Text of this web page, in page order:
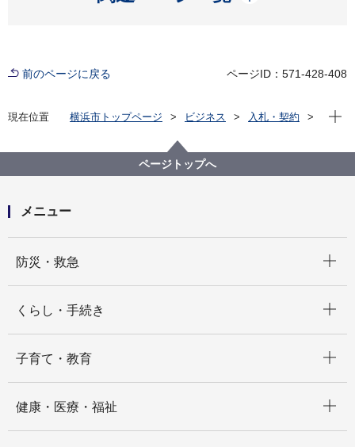
前のページに戻る ページID：571-428-408
現在位置 横浜市トップページ ビジネス
入札・契約
【入札結果掲載】【公募型指名競争入札】横浜市立肢
体不自由特別支援学校における電力確保に係る 現況調
現在
ページトップへ
メニュー
防災・救急
くらし・手続き
子育て・教育
健康・医療・福祉